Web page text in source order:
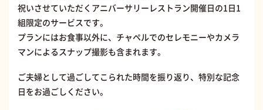
祝いさせていただくアニバーサリーレストラン開催日の1日1
組限定のサービスです。
プランにはお食事以外に、チャペルでのセレモニーやカメラ
マンによるスナップ撮影も含まれます。
ご夫婦として過ごしてこられた時間を振り返り、特別な記念
日をお過ごしください。